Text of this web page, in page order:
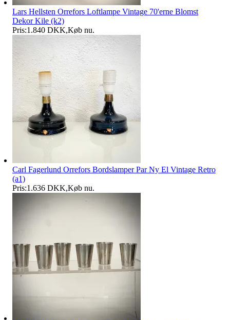
Lars Hellsten Orrefors Loftlampe Vintage 70'erne Blomst
Dekor Kile (k2)
Pris:1.840 DKK,Køb nu.
Carl Fagerlund Orrefors Bordslamper Par Ny El Vintage Retro
(a1)
Pris:1.636 DKK,Køb nu.